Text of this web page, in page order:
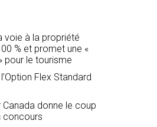
voie à la propriété
% et promet une «
pour le tourisme
Flex Standard
donne le coup
concours